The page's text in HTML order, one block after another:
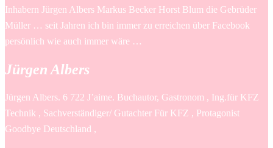
Inhabern Jürgen Albers Markus Becker Horst Blum die Gebrüder
Müller … seit Jahren ich bin immer zu erreichen über Facebook
persönlich wie auch immer wäre …
Jürgen Albers
Jürgen Albers. 6 722 J’aime. Buchautor, Gastronom , Ing.für KFZ
Technik , Sachverständiger/ Gutachter Für KFZ , Protagonist
Goodbye Deutschland ,